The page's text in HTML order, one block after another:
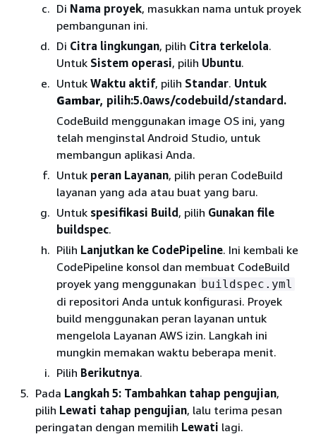
Di Nama proyek, masukkan nama untuk proyek
pembangunan ini.
Di Citra lingkungan, pilih Citra terkelola.
Untuk Sistem operasi, pilih Ubuntu.
Untuk Waktu aktif, pilih Standar. Untuk
Gambar, pilih:5.0aws/codebuild/standard.
CodeBuild menggunakan image OS ini, yang
telah menginstal Android Studio, untuk
membangun aplikasi Anda.
Untuk peran Layanan, pilih peran CodeBuild
layanan yang ada atau buat yang baru.
Untuk spesifikasi Build, pilih Gunakan file
buildspec.
Pilih Lanjutkan ke CodePipeline. Ini kembali ke
CodePipeline konsol dan membuat CodeBuild
proyek yang menggunakan buildspec.yml
di repositori Anda untuk konfigurasi. Proyek
build menggunakan peran layanan untuk
mengelola Layanan AWS izin. Langkah ini
mungkin memakan waktu beberapa menit.
Pilih Berikutnya.
Pada Langkah 5: Tambahkan tahap pengujian,
pilih Lewati tahap pengujian, lalu terima pesan
peringatan dengan memilih Lewati lagi.